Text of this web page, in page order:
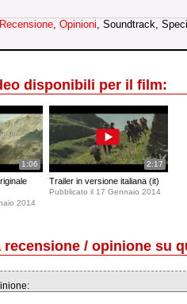
Recensione, Opinioni, Soundtrack,
disponibili per il film:
1:06
2014
2:17
Trailer in versione italiana (it)
Pubblicato il 17 Gennaio 2014
recensione / opinione su